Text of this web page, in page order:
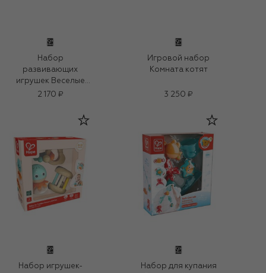
Набор
развивающих
игрушек Веселые
цыплята
2 170 ₽
Игровой набор
Комната котят
3 250 ₽
Набор игрушек-
Набор для купания